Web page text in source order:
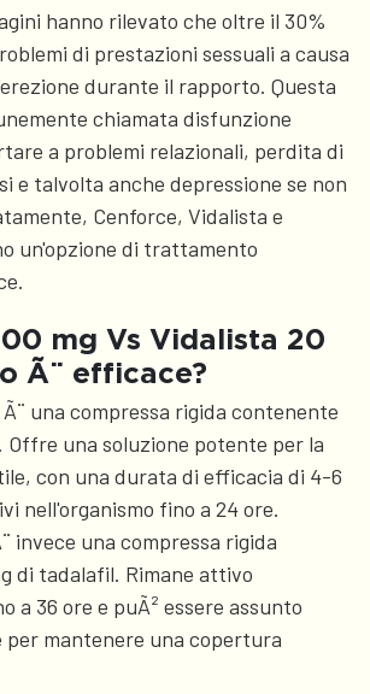
hanno rilevato che oltre il 30%
di prestazioni sessuali a causa
durante il rapporto. Questa
chiamata disfunzione
a problemi relazionali, perdita di
e talvolta anche depressione se non
Cenforce, Vidalista e
un'opzione di trattamento
mg Vs Vidalista 20
Ã¨ efficace?
una compressa rigida contenente
Offre una soluzione potente per la
con una durata di efficacia di 4-6
nell'organismo fino a 24 ore.
invece una compressa rigida
di tadalafil. Rimane attivo
a 36 ore e puÃ² essere assunto
mantenere una copertura